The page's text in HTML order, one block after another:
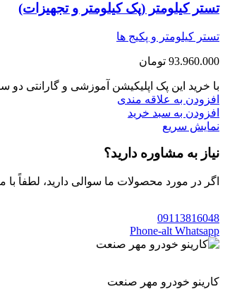
تستر کیلومتر (پک کیلومتر و تجهیزات)
تستر کیلومتر و پکیج ها
93.960.000 تومان
با خرید این پک اپلیکیشن آموزشی و گارانتی
افزودن به علاقه مندی
افزودن به سبد خرید
نمایش سریع
نیاز به مشاوره دارید؟
اگر در مورد محصولات ما سوالی دارید، لطفاً
09113816048
Phone-alt Whatsapp
کارینو خودرو مهر صنعت